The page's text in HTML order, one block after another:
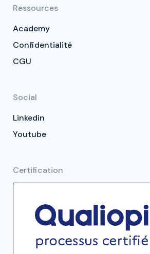
Ressources
Academy
Confidentialité
CGU
Social
Linkedin
Youtube
Certification